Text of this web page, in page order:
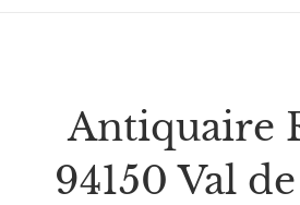
Antiquaire
94150 Val